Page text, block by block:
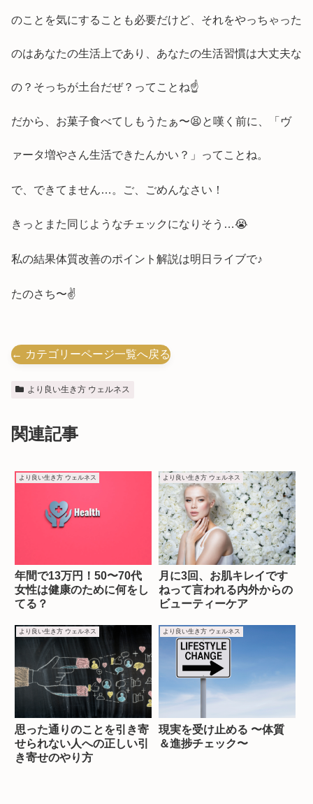
のことを気にすることも必要だけど、それをやっちゃった
のはあなたの生活上であり、あなたの生活習慣は大丈夫な
の？そっちが土台だぜ？ってことね☝️
だから、お菓子食べてしもうたぁ〜😫と嘆く前に、「ヴ
ァータ増やさん生活できたんかい？」ってことね。
で、できてません…。ご、ごめんなさい！
きっとまた同じようなチェックになりそう…😭
私の結果体質改善のポイント解説は明日ライブで♪
たのさち〜✌️
← カテゴリーページ一覧へ戻る
より良い生き方 ウェルネス
関連記事
より良い生き方 ウェルネス
年間で13万円！50〜70代
女性は健康のために何をし
てる？
より良い生き方 ウェルネス
月に3回、お肌キレイです
ねって言われる内外からの
ビューティーケア
より良い生き方 ウェルネス
思った通りのことを引き寄
せられない人への正しい引
き寄せのやり方
より良い生き方 ウェルネス
現実を受け止める 〜体質
＆進捗チェック〜